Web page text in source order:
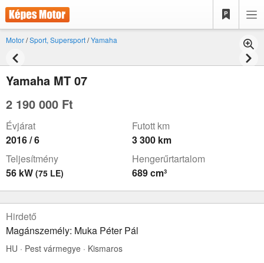
Motor/Sport, Supersport/Yamaha
Yamaha MT 07
2 190 000 Ft
Évjárat
2016 / 6
Futott km
3 300 km
Teljesítmény
56 kW (75 LE)
Hengerűrtartalom
689 cm³
Hirdető
Magánszemély: Muka Péter Pál
HU · Pest vármegye · Kismaros